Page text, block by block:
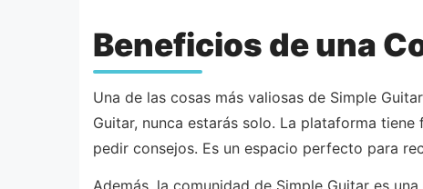
Beneficios de una
Una de las cosas más valiosas de Simple
Guitar, nunca estarás solo. La plataforma
pedir consejos. Es un espacio perfecto para